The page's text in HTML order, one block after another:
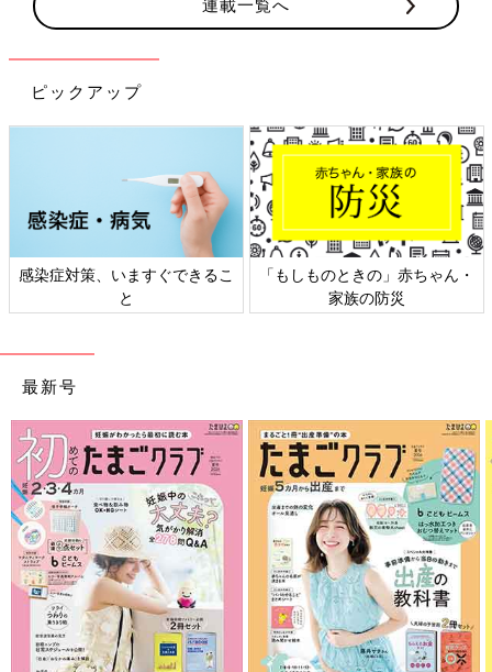
連載一覧へ
ピックアップ
感染症対策、いますぐできるこ
と
「もしものときの」赤ちゃん・
家族の防災
最新号